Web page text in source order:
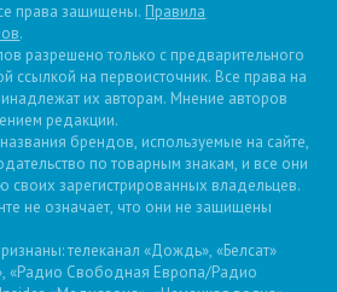
права защищены. Правила
.
разрешено только с предварительного
ссылкой на первоисточник. Все права на
их авторам. Мнение авторов
редакции.
брендов, используемые на сайте,
по товарным знакам, и все они
своих зарегистрированных владельцев.
не означает, что они не защищены
телеканал «Дождь», «Белсат»
«Радио Свободная Европа/Радио